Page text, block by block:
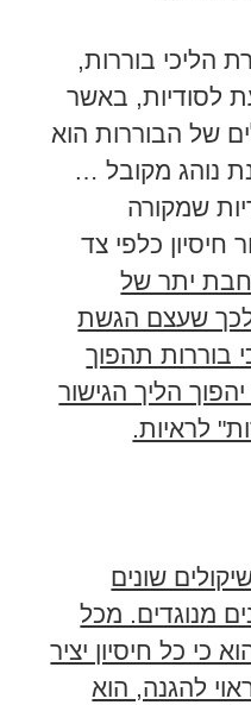
הליכי בוררות,
לסודיות, באשר
של הבוררות הוא
נוהג מקובל …
שמקורה
חיסיון כלפי צד
יתר של
לכך שעצם הגשת
בוררות תהפוך
הליך הגישור
לראיות.
שונים
מנוגדים. מכל
כי כל חיסיון יציר
להגנה, הוא